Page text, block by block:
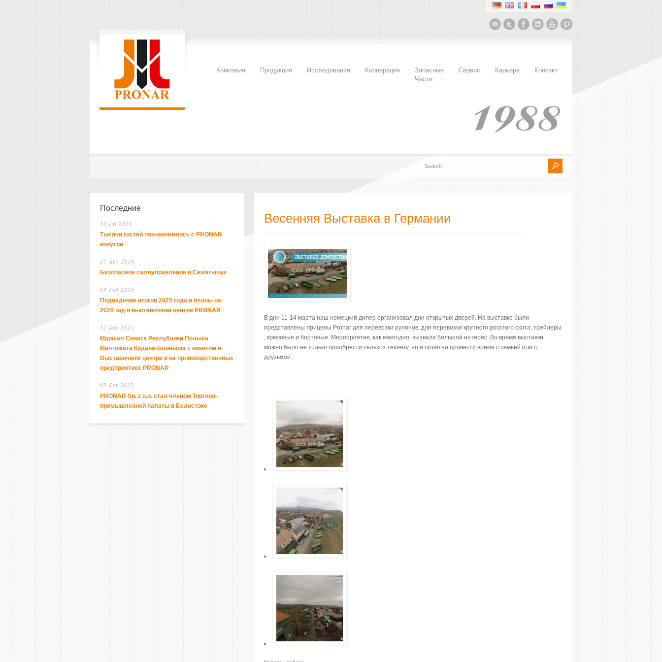
Компания Продукция Исследования Кооперация
Запасные
Части
Сервис Карьера Контакт
Весенняя Выставка в Германии
В дни 11-14 марта наш немецкий дилер организовал дни открытых дверей. На выставке были
представлены прицепы Pronar для перевозки рулонов, для перевозки крупного рогатого скота, трейлеры
, крюковые и бортовые. Мероприятие, как ежегодно, вызвала большой интерес. Во время выставки
можно было не только приобрести сельхоз технику, но и приятно провести время с семьей или с
друзьями.
Последние
10 Jul 2026
Тысячи гостей познакомились с PRONAR
изнутри
27 Apr 2026
Безопасное самоуправление в Семятычах
09 Feb 2026
Подведение итогов 2025 года и планы на
2026 год в выставочном центре PRONAR
12 Dec 2025
Маршал Сената Республики Польша
Малгожата Кидава-Блоньска с визитом в
Выставочном центре и на производственных
предприятиях PRONAR
03 Oct 2025
PRONAR Sp. z o.o. стал членом Торгово-
промышленной палаты в Белостоке